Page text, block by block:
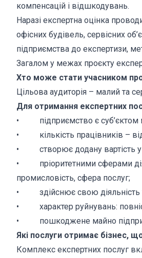
компенсацій і відшкодувань.
Наразі експертна оцінка
офісних будівель, сервісних
підприємства до експертизи,
Загалом у межах проєкту
Хто може стати учасником
Цільова аудиторія – малий та
Для отримання експертних
• підприємство є суб’єктом
• кількість працівників –
• створює додану вартість у
• пріоритетними сферами
промисловість, сфера послуг;
• здійснює свою діяльність у
• характер руйнувань:
• пошкоджене майно
Які послуги отримає бізнес,
Комплекс експертних послуг